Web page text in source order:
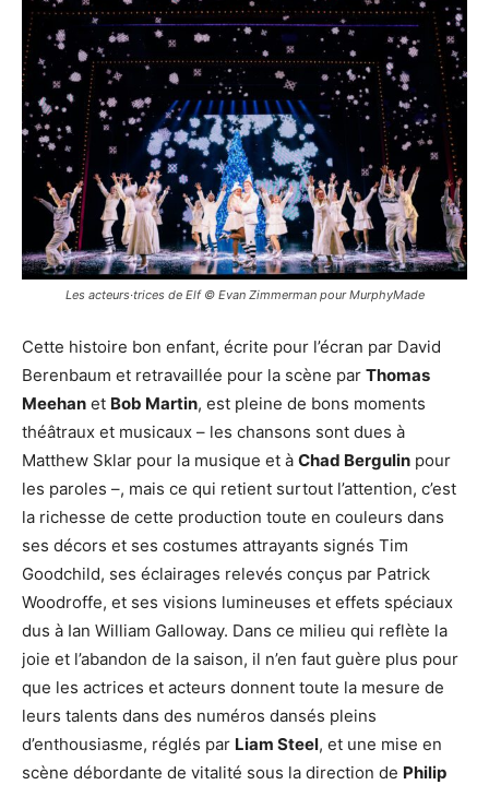
Les acteurs·trices de Elf © Evan Zimmerman pour MurphyMade
Cette histoire bon enfant, écrite pour l’écran par David
Berenbaum et retravaillée pour la scène par Thomas
Meehan et Bob Martin, est pleine de bons moments
théâtraux et musicaux – les chansons sont dues à
Matthew Sklar pour la musique et à Chad Bergulin pour
les paroles –, mais ce qui retient surtout l’attention, c’est
la richesse de cette production toute en couleurs dans
ses décors et ses costumes attrayants signés Tim
Goodchild, ses éclairages relevés conçus par Patrick
Woodroffe, et ses visions lumineuses et effets spéciaux
dus à Ian William Galloway. Dans ce milieu qui reflète la
joie et l’abandon de la saison, il n’en faut guère plus pour
que les actrices et acteurs donnent toute la mesure de
leurs talents dans des numéros dansés pleins
d’enthousiasme, réglés par Liam Steel, et une mise en
scène débordante de vitalité sous la direction de Philip